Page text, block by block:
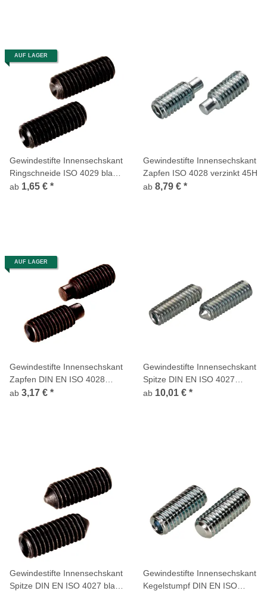
AUF LAGER
Gewindestifte Innensechskant
Ringschneide ISO 4029 blank
45H
ab 1,65 € *
Gewindestifte Innensechskant
Zapfen ISO 4028 verzinkt 45H
ab 8,79 € *
AUF LAGER
Gewindestifte Innensechskant
Zapfen DIN EN ISO 4028
blank 45H
ab 3,17 € *
Gewindestifte Innensechskant
Spitze DIN EN ISO 4027
verzinkt 45H
ab 10,01 € *
Gewindestifte Innensechskant
Spitze DIN EN ISO 4027 blank
Gewindestifte Innensechskant
Kegelstumpf DIN EN ISO